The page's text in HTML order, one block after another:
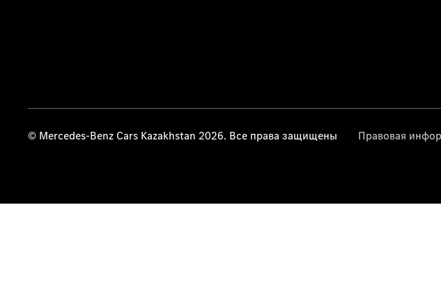
© Mercedes-Benz Cars Kazakhstan 2026. Все права защищены Правовая